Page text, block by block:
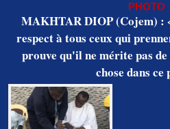
PHOTO
MAKHTAR DIOP (Cojem) :
respect à tous ceux qui
prouve qu'il ne mérite pas
chose dans ce